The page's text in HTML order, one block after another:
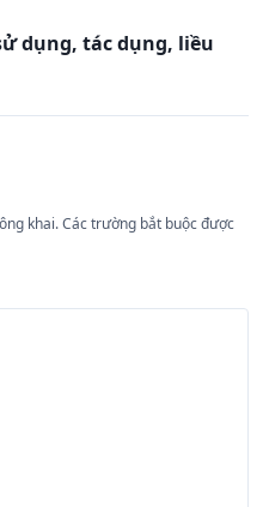
dụng, tác dụng, liều
khai.Các trường bắt buộc được